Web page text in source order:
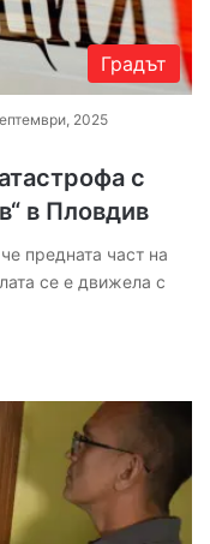
Градът
2025
с
в Пловдив
предната част на
се е движела с